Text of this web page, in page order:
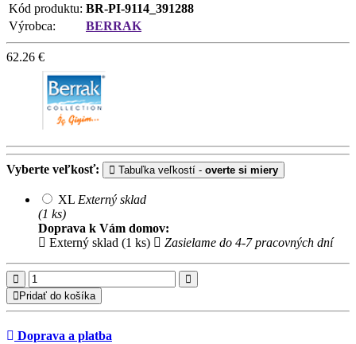
Kód produktu: BR-PI-9114_391288
Výrobca:
BERRAK
62.26 €
Vyberte veľkosť: Tabuľka veľkostí - overte si miery
XL Externý sklad
(1 ks)
Doprava k Vám domov:
Externý sklad (1 ks)
Zasielame do 4-7 pracovných dní
Pridať do košíka
Doprava a platba